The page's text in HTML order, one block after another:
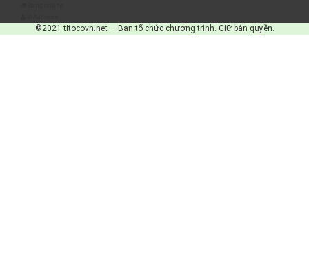
©2021 titocovn.net — Ban tổ chức chương trình. Giữ bản quyền.